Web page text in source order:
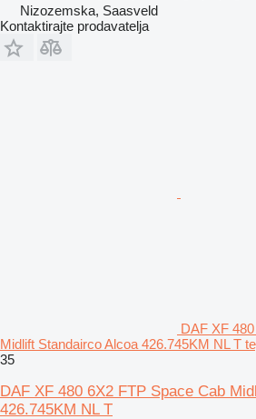
Nizozemska, Saasveld
Kontaktirajte prodavatelja
DAF XF
Midlift Standairco Alcoa 426.745KM NL T
35
DAF XF 480 6X2 FTP Space Cab
426.745KM NL T